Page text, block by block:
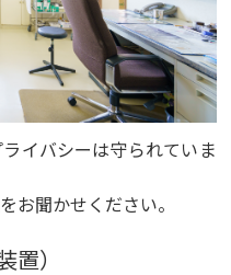
イバシーは守られていま
お聞かせください。
）